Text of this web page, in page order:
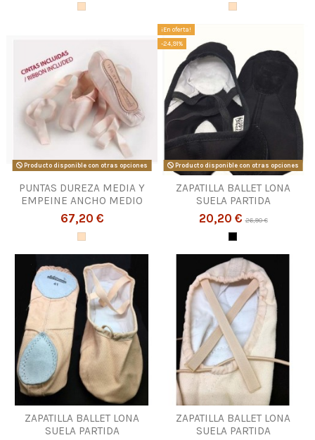
Producto disponible con otras opciones
PUNTAS DUREZA MEDIA Y
EMPEINE ANCHO MEDIO
67,20 €
¡En oferta!
-24,91%
Producto disponible con otras opciones
ZAPATILLA BALLET LONA
SUELA PARTIDA
20,20 €26,90 €
ZAPATILLA BALLET LONA
SUELA PARTIDA
ZAPATILLA BALLET LONA
SUELA PARTIDA